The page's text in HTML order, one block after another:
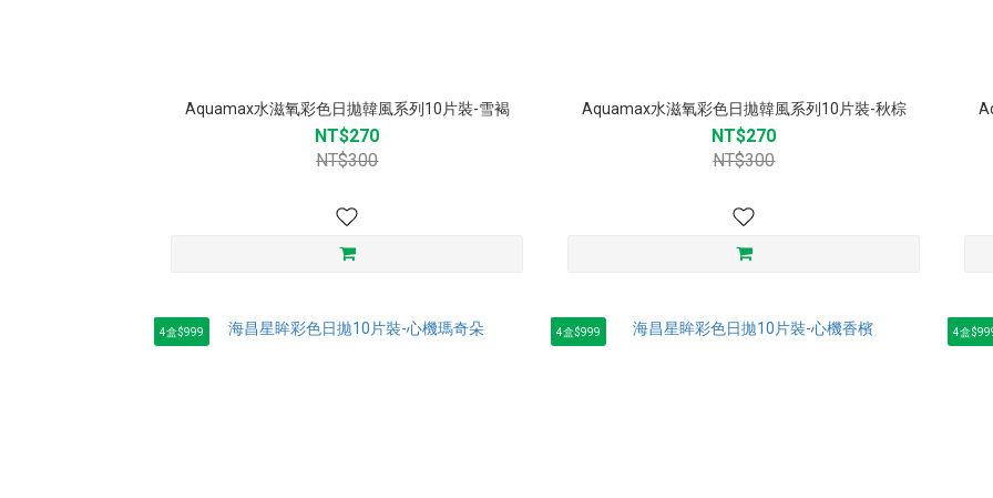
Aquamax水滋氧彩色日拋韓風系列10片裝-雪褐
NT$270
NT$300
Aquamax水滋氧彩色日拋韓風系列10片裝-秋棕
NT$270
NT$300
4盒$999 4盒$999 4盒